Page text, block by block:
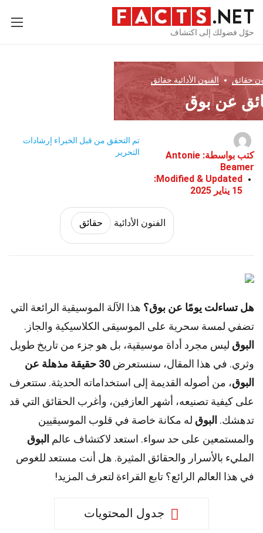
حوّل فضولك إلى اكتشاف
حقائق الفنون الأدائية حقائق
كتب بواسطة: Antonie
Beamer
Modified & Updated:
15 يناير 2025
تم التحقق من قبل الخبراء إرشادات
التحرير
الفنون الأدائية حقائق
هل تساءلت يومًا عن بوق؟ هذا الآلة الموسيقية الرائعة التي
تضفي لمسة سحرية على الموسيقى الكلاسيكية والجاز.
البوق ليس مجرد أداة موسيقية، بل هو جزء من تاريخ طويل
وثري. في هذا المقال، سنستعرض
30 حقيقة مذهلة عن
البوق، من أصوله القديمة إلى استخداماته الحديثة. ستتعرف
على كيفية تصنيعه، أشهر العازفين، وأغرب الحقائق التي قد
تدهشك. البوق له مكانة خاصة في قلوب الموسيقيين
والمستمعين على حد سواء. استعد لاكتشاف عالم البوق
المليء بالأسرار والحقائق المثيرة. هل أنت مستعد للغوص
في هذا العالم الرائع؟ تابع القراءة لتعرف المزيد!
جدول المحتويات